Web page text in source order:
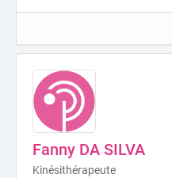
Fanny DA SILVA
Kinésithérapeute